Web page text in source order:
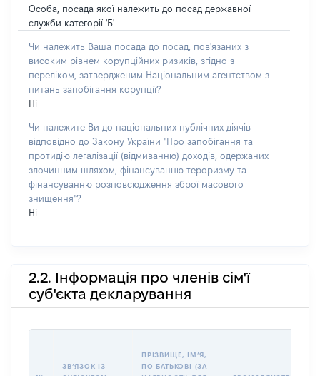
Особа, посада якої належить до посад державної
служби категорії 'Б'
Чи належить Ваша посада до посад, пов'язаних з
високим рівнем корупційних ризиків, згідно з
переліком, затвердженим Національним агентством з
питань запобігання корупції?
Ні
Чи належите Ви до національних публічних діячів
відповідно до Закону України "Про запобігання та
протидію легалізації (відмиванню) доходів, одержаних
злочинним шляхом, фінансуванню тероризму та
фінансуванню розповсюдження зброї масового
знищення"?
Ні
2.2. Інформація про членів сім'ї
суб'єкта декларування
ЗВʼЯЗОК ІЗ
ПРІЗВИЩЕ, ІМʼЯ,
ПО БАТЬКОВІ (ЗА